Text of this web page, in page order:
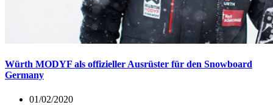
Würth MODYF als offizieller Ausrüster für den Snowboard
Germany
01/02/2020